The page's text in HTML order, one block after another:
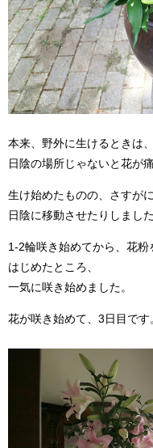
本来、野外に生けるときは
日陰の場所じゃないと花が
生け始めたものの、さすが
日陰に移動させたりしました
1-2輪咲き始めてから、花
はじめたところ、
一気に咲き始めました。
花が咲き始めて、3日目です